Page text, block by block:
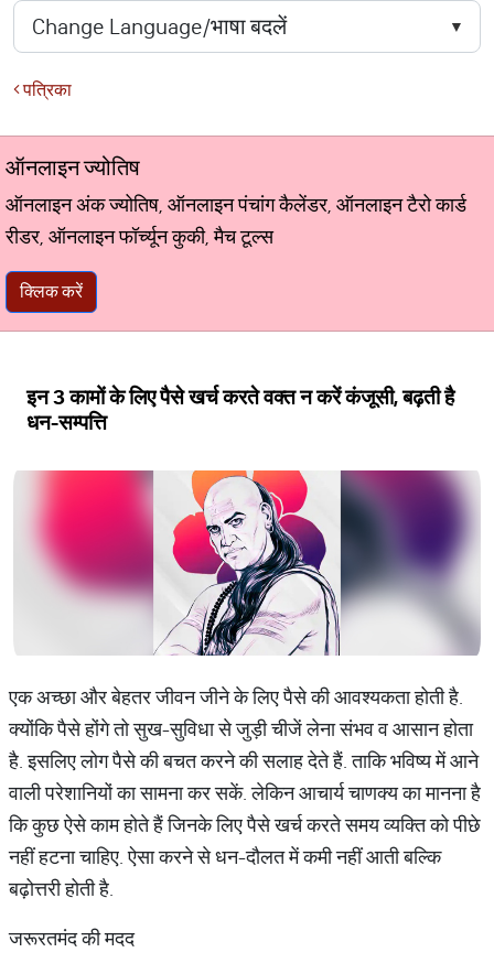
पत्रिका
ऑनलाइन ज्योतिष
ऑनलाइन अंक ज्योतिष, ऑनलाइन पंचांग कैलेंडर, ऑनलाइन टैरो कार्ड
रीडर, ऑनलाइन फॉर्च्यून कुकी, मैच टूल्स
क्लिक करें
इन 3 कामों के लिए पैसे खर्च करते वक्त न करें कंजूसी, बढ़ती है
धन-सम्पत्ति
एक अच्छा और बेहतर जीवन जीने के लिए पैसे की आवश्यकता होती है.
क्योंकि पैसे होंगे तो सुख-सुविधा से जुड़ी चीजें लेना संभव व आसान होता
है. इसलिए लोग पैसे की बचत करने की सलाह देते हैं. ताकि भविष्य में आने
वाली परेशानियों का सामना कर सकें. लेकिन आचार्य चाणक्य का मानना है
कि कुछ ऐसे काम होते हैं जिनके लिए पैसे खर्च करते समय व्यक्ति को पीछे
नहीं हटना चाहिए. ऐसा करने से धन-दौलत में कमी नहीं आती बल्कि
बढ़ोत्तरी होती है.
जरूरतमंद की मदद